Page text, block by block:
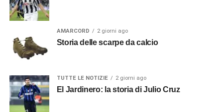
AMARCORD 2 giorni ago
Storia delle scarpe da calcio
TUTTE LE NOTIZIE 2 giorni ago
El Jardinero: la storia di Julio Cruz